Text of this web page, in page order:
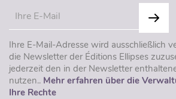
Ihre E-Mail-Adresse wird ausschließlich
die Newsletter der Éditions Ellipses
jederzeit den in der Newsletter
nutzen.. Mehr erfahren über die
Ihre Rechte